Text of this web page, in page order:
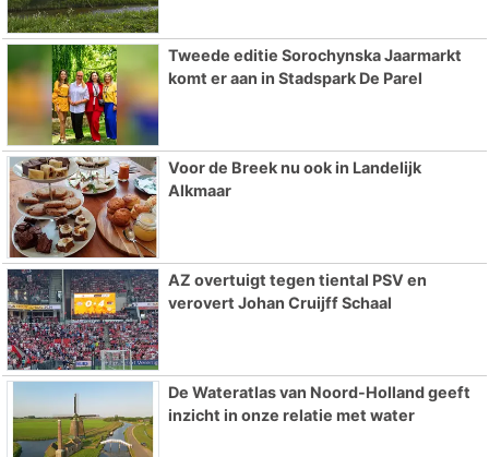
Tweede editie Sorochynska Jaarmarkt
komt er aan in Stadspark De Parel
Voor de Breek nu ook in Landelijk
Alkmaar
AZ overtuigt tegen tiental PSV en
verovert Johan Cruijff Schaal
De Wateratlas van Noord-Holland geeft
inzicht in onze relatie met water